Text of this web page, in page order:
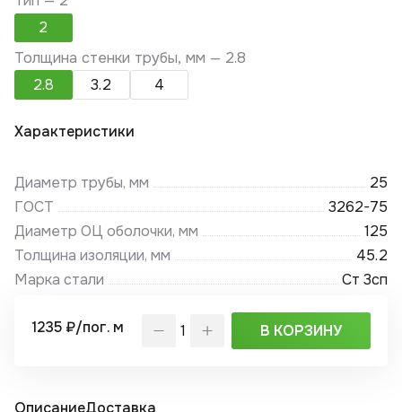
2
Толщина стенки трубы, мм — 2.8
2.8
3.2 4
Характеристики
Диаметр трубы, мм
25
ГОСТ
3262-75
Диаметр ОЦ оболочки, мм
125
Толщина изоляции, мм
45.2
Марка стали
Ст 3сп
1235 ₽/пог. м В КОРЗИНУ
ОписаниеДоставка